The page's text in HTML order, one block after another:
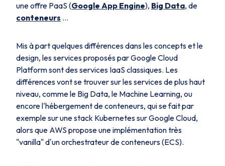
une offre PaaS (Google App Engine), Big Data, de
conteneurs ...
Mis à part quelques différences dans les concepts et le
design, les services proposés par Google Cloud
Platform sont des services IaaS classiques. Les
différences vont se trouver sur les services de plus haut
niveau, comme le Big Data, le Machine Learning, ou
encore l'hébergement de conteneurs, qui se fait par
exemple sur une stack Kubernetes sur Google Cloud,
alors que AWS propose une implémentation très
"vanilla" d'un orchestrateur de conteneurs (ECS).